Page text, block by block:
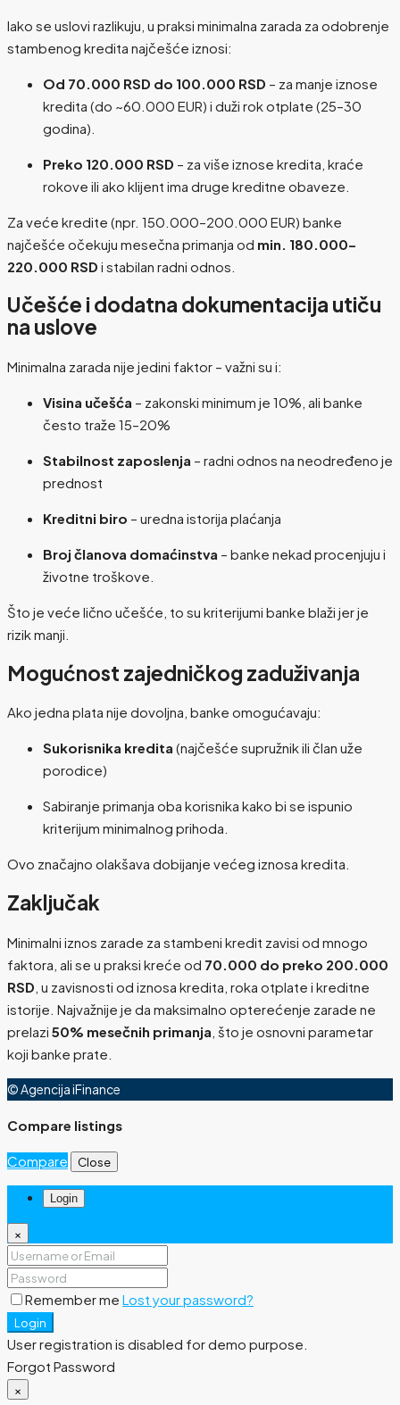
Iako se uslovi razlikuju, u praksi minimalna zarada za odobrenje
stambenog kredita najčešće iznosi:
Od 70.000 RSD do 100.000 RSD – za manje iznose
kredita (do ~60.000 EUR) i duži rok otplate (25–30
godina).
Preko 120.000 RSD – za više iznose kredita, kraće
rokove ili ako klijent ima druge kreditne obaveze.
Za veće kredite (npr. 150.000–200.000 EUR) banke
najčešće očekuju mesečna primanja od min. 180.000–
220.000 RSD i stabilan radni odnos.
Učešće i dodatna dokumentacija utiču
na uslove
Minimalna zarada nije jedini faktor – važni su i:
Visina učešća – zakonski minimum je 10%, ali banke
često traže 15–20%
Stabilnost zaposlenja – radni odnos na neodređeno je
prednost
Kreditni biro – uredna istorija plaćanja
Broj članova domaćinstva – banke nekad procenjuju i
životne troškove.
Što je veće lično učešće, to su kriterijumi banke blaži jer je
rizik manji.
Mogućnost zajedničkog zaduživanja
Ako jedna plata nije dovoljna, banke omogućavaju:
Sukorisnika kredita (najčešće supružnik ili član uže
porodice)
Sabiranje primanja oba korisnika kako bi se ispunio
kriterijum minimalnog prihoda.
Ovo značajno olakšava dobijanje većeg iznosa kredita.
Zaključak
Minimalni iznos zarade za stambeni kredit zavisi od mnogo
faktora, ali se u praksi kreće od 70.000 do preko 200.000
RSD , u zavisnosti od iznosa kredita, roka otplate i kreditne
istorije. Najvažnije je da maksimalno opterećenje zarade ne
prelazi 50% mesečnih primanja , što je osnovni parametar
koji banke prate.
© Agencija iFinance
Compare listings
Compare Close
Login
×
Remember me Lost your password?
Login
User registration is disabled for demo purpose.
Forgot Password
×